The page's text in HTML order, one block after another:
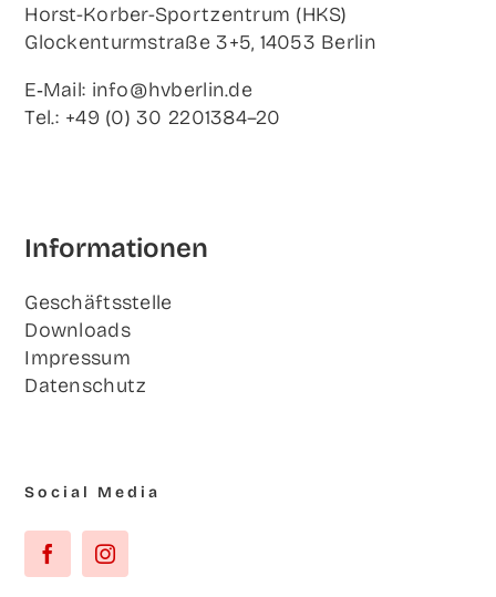
Horst-Korb­er-Sport­zen­trum (HKS)
Glo­cken­turm­stra­ße 3+5, 14053 Berlin
E‑Mail: info@hvberlin.de
Tel.: +49 (0) 30 2201384–20
Infor­ma­tio­nen
Geschäfts­stel­le
Down­loads
Impres­sum
Daten­schutz
Social Media